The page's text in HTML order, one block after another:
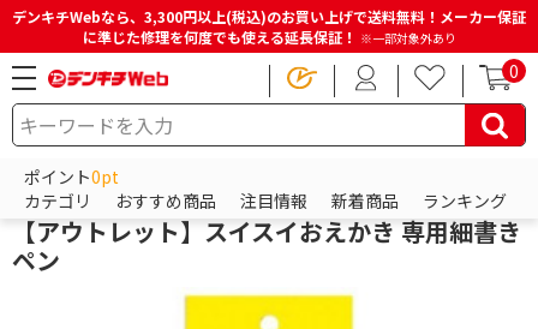
デンキチWebなら、3,300円以上(税込)のお買い上げで送料無料！メーカー保証
に準じた修理を何度でも使える延長保証！ ※一部対象外あり
0
ポイント0pt
カテゴリ
おすすめ商品 注目情報 新着商品 ランキング
HOME 商品一覧ページ おもちゃ・ホビー・ベビー用品
パイロットインキ
【アウトレット】スイスイおえかき 専用細書き
ペン